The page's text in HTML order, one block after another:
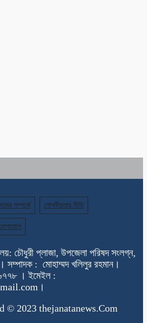
সম্পর্কে গোপনীয়তার নীতি
চৌধুরী প্লাজা, উপজেলা পরিষদ সংলগ্ন,
সম্পাদক : মোহাম্মদ খলিলুর রহমান।
। ইমেইল :
© 2023 thejanatanews.Com